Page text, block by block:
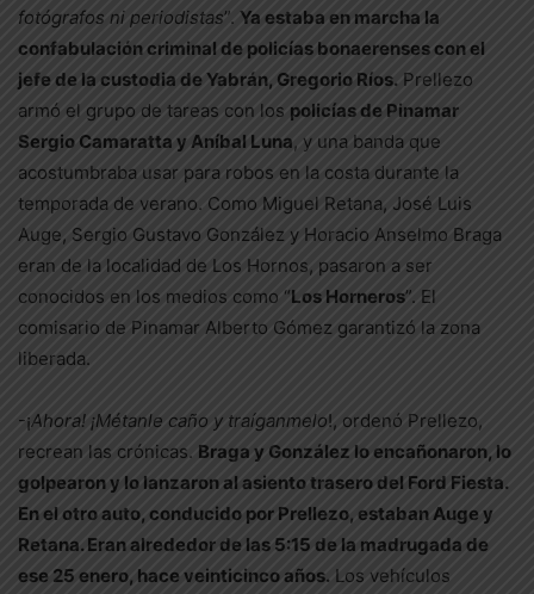
fotógrafos ni periodistas”. Ya estaba en marcha la
confabulación criminal de policías bonaerenses con el
jefe de la custodia de Yabrán, Gregorio Ríos. Prellezo
armó el grupo de tareas con los policías de Pinamar
Sergio Camaratta y Aníbal Luna, y una banda que
acostumbraba usar para robos en la costa durante la
temporada de verano. Como Miguel Retana, José Luis
Auge, Sergio Gustavo González y Horacio Anselmo Braga
eran de la localidad de Los Hornos, pasaron a ser
conocidos en los medios como “Los Horneros”. El
comisario de Pinamar Alberto Gómez garantizó la zona
liberada.
-¡Ahora! ¡Métanle caño y traíganmelo!, ordenó Prellezo,
recrean las crónicas. Braga y González lo encañonaron, lo
golpearon y lo lanzaron al asiento trasero del Ford Fiesta.
En el otro auto, conducido por Prellezo, estaban Auge y
Retana. Eran alrededor de las 5:15 de la madrugada de
ese 25 enero, hace veinticincoaños. Los vehículos